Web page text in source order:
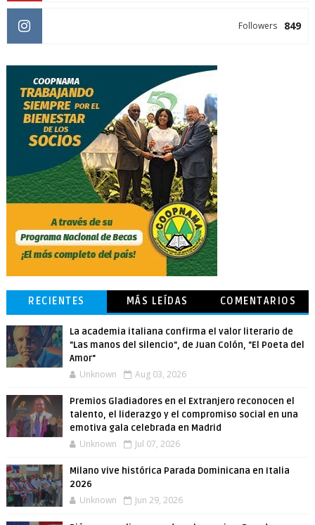
849
Followers
RECIENTES MÁS LEÍDAS COMENTARIOS
La academia italiana confirma el valor literario de
"Las manos del silencio", de Juan Colón, "El Poeta del
Amor"
Unknown Aug 03, 2026
Premios Gladiadores en el Extranjero reconocen el
talento, el liderazgo y el compromiso social en una
emotiva gala celebrada en Madrid
Unknown Jul 07, 2026
Milano vive histórica Parada Dominicana en Italia
2026
Unknown Jun 29, 2026